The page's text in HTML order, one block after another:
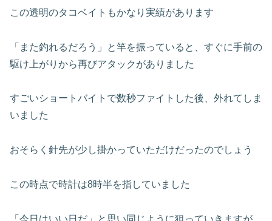
この透明のタコベイトもかなり実績があります
「また釣れるだろう」と竿を振っていると、すぐに手前の
駆け上がりから再びアタックがありました
すごいショートバイトで数秒ファイトした後、外れてしま
いました
おそらく針先が少し掛かっていただけだったのでしょう
この時点で時計は8時半を指していました
「今日はいい日だ」と思い同じように狙っていきますが、